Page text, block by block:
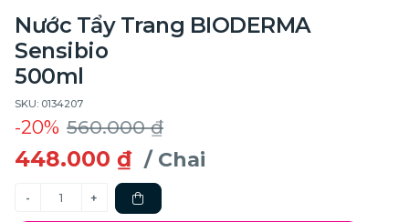
Nước Tẩy Trang BIODERMA
Sensibio
500ml
SKU: 0134207
-20% 560.000 ₫
448.000 ₫ / Chai